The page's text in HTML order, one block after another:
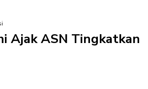
Ajak ASN Tingkatkan